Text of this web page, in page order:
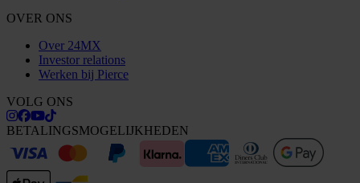
OVER ONS
Over 24MX
Investor relations
Werken bij Pierce
VOLG ONS
BETALINGSMOGELIJKHEDEN